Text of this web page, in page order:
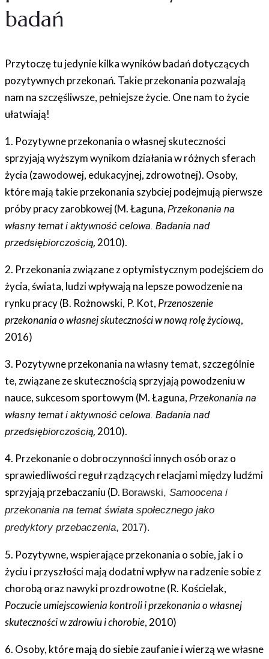
badań
Przytoczę tu jedynie kilka wyników badań dotyczących
pozytywnych przekonań. Takie przekonania pozwalają
nam na szczęśliwsze, pełniejsze życie. One nam to życie
ułatwiają!
1. Pozytywne przekonania o własnej skuteczności
sprzyjają wyższym wynikom działania w różnych sferach
życia (zawodowej, edukacyjnej, zdrowotnej). Osoby,
które mają takie przekonania szybciej podejmują pierwsze
próby pracy zarobkowej (M. Łaguna, Przekonania na
własny temat i aktywność celowa. Badania nad
przedsiębiorczością, 2010).
2. Przekonania związane z optymistycznym podejściem do
życia, świata, ludzi wpływają na lepsze powodzenie na
rynku pracy (B. Rożnowski, P. Kot, Przenoszenie
przekonania o własnej skuteczności w nową rolę życiową,
2016)
3. Pozytywne przekonania na własny temat, szczególnie
te, związane ze skutecznością sprzyjają powodzeniu w
nauce, sukcesom sportowym (M. Łaguna, Przekonania na
własny temat i aktywność celowa. Badania nad
przedsiębiorczością, 2010).
4. Przekonanie o dobroczynności innych osób oraz o
sprawiedliwości reguł rządzących relacjami między ludźmi
sprzyjają przebaczaniu (D. Borawski, Samoocena i
przekonania na temat świata społecznego jako
predyktory przebaczenia, 2017).
5. Pozytywne, wspierające przekonania o sobie, jak i o
życiu i przyszłości mają dodatni wpływ na radzenie sobie z
chorobą oraz nawyki prozdrowotne (R. Kościelak,
Poczucie umiejscowienia kontroli i przekonania o własnej
skuteczności w zdrowiu i chorobie, 2010)
6. Osoby, które mają do siebie zaufanie i wierzą we własne